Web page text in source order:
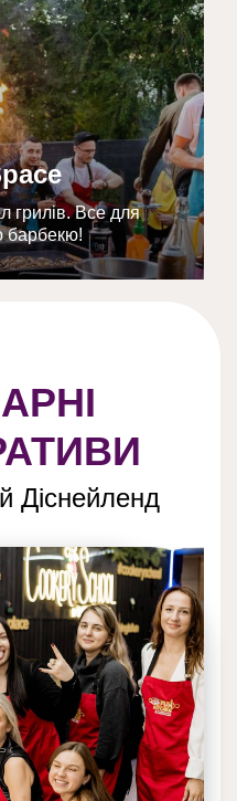
грилів. Все для
барбекю!
Діснейленд